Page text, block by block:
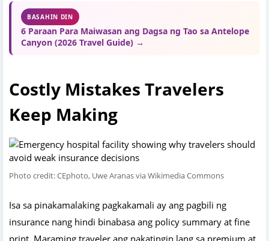
BASAHIN DIN
6 Paraan Para Maiwasan ang Dagsa ng Tao sa Antelope
Canyon (2026 Travel Guide) →
Costly Mistakes Travelers
Keep Making
Photo credit: CEphoto, Uwe Aranas via Wikimedia Commons
Isa sa pinakamalaking pagkakamali ay ang pagbili ng
insurance nang hindi binabasa ang policy summary at fine
print. Maraming traveler ang nakatingin lang sa premium at